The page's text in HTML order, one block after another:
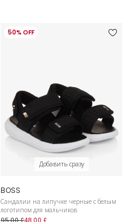
50% OFF
Добавить сразу
BOSS
Сандалии на липучке черные с белым
логотипом для мальчиков